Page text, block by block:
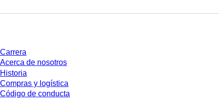
Carrera
Acerca de nosotros
Historia
Compras y logística
Código de conducta